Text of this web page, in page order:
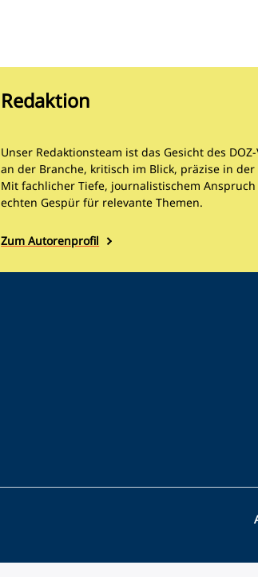
Redaktion
Unser Redaktionsteam ist das Gesicht des
an der Branche, kritisch im Blick, präzise in der
Mit fachlicher Tiefe, journalistischem
echten Gespür für relevante Themen.
Zum Autorenprofil